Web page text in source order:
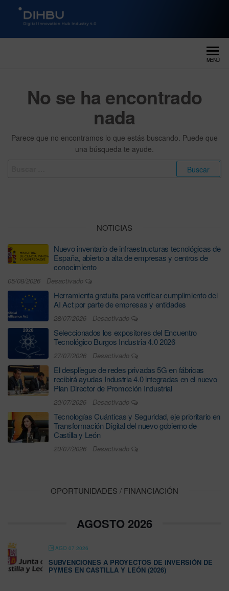
DIGITAL INNOVATION HUB
MENÚ
No se ha encontrado
nada
Parece que no encontramos lo que estás buscando. Puede que
una búsqueda te ayude.
NOTICIAS
Nuevo inventario de infraestructuras tecnológicas de
España, abierto a alta de empresas y centros de
conocimiento
05/08/2026 Desactivado
Herramienta gratuita para verificar cumplimiento del
AI Act por parte de empresas y entidades
28/07/2026 Desactivado
Seleccionados los expositores del Encuentro
Tecnológico Burgos Industria 4.0 2026
27/07/2026 Desactivado
El despliegue de redes privadas 5G en fábricas
recibirá ayudas Industria 4.0 integradas en el nuevo
Plan Director de Promoción Industrial
20/07/2026 Desactivado
Tecnologías Cuánticas y Seguridad, eje prioritario en
Transformación Digital del nuevo gobierno de
Castilla y León
20/07/2026 Desactivado
OPORTUNIDADES / FINANCIACIÓN
AGOSTO 2026
AGO 07 2026
SUBVENCIONES A PROYECTOS DE INVERSIÓN DE
PYMES EN CASTILLA Y LEÓN (2026)